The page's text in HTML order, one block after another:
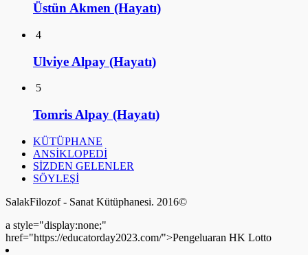
Üstün Akmen (Hayatı)
4
Ulviye Alpay (Hayatı)
5
Tomris Alpay (Hayatı)
KÜTÜPHANE
ANSİKLOPEDİ
SİZDEN GELENLER
SÖYLEŞİ
SalakFilozof - Sanat Kütüphanesi. 2016©
a style="display:none;"
href="https://educatorday2023.com/">Pengeluaran HK Lotto